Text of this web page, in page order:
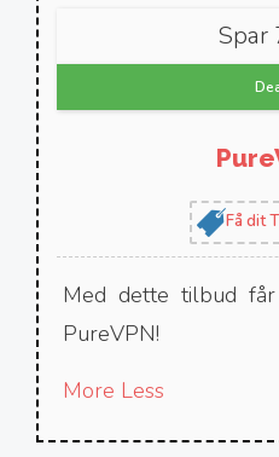
Spar
Få dit
Med dette tilbud
PureVPN!
More Less